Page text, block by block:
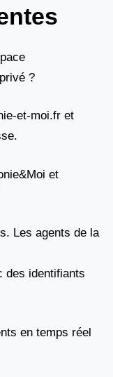
?
et-moi.fr et
et
Les agents de la
des identifiants
en temps réel